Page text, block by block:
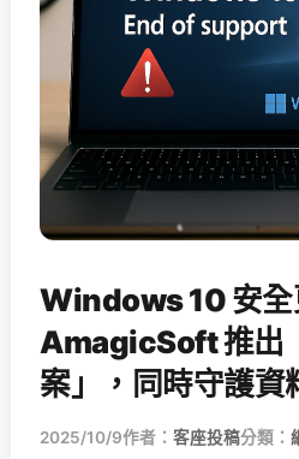
Windows 10 安
AmagicSoft 推出
案」，同時守護資
2025/10/9作者： 客座投稿分類：